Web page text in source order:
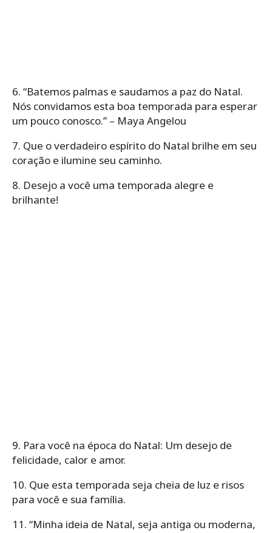
6. “Batemos palmas e saudamos a paz do Natal.
Nós convidamos esta boa temporada para esperar
um pouco conosco.” – Maya Angelou
7. Que o verdadeiro espírito do Natal brilhe em seu
coração e ilumine seu caminho.
8. Desejo a você uma temporada alegre e
brilhante!
9. Para você na época do Natal: Um desejo de
felicidade, calor e amor.
10. Que esta temporada seja cheia de luz e risos
para você e sua família.
11. “Minha ideia de Natal, seja antiga ou moderna,